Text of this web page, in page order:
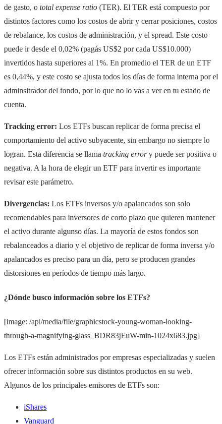
de gasto, o total expense ratio (TER). El TER está compuesto por
distintos factores como los costos de abrir y cerrar posiciones, costos
de rebalance, los costos de administración, y el spread. Este costo
puede ir desde el 0,02% (pagás US$2 por cada US$10.000)
invertidos hasta superiores al 1%. En promedio el TER de un ETF
es 0,44%, y este costo se ajusta todos los días de forma interna por el
adminsitrador del fondo, por lo que no lo vas a ver en tu estado de
cuenta.
Tracking error: Los ETFs buscan replicar de forma precisa el
comportamiento del activo subyacente, sin embargo no siempre lo
logran. Esta diferencia se llama tracking errory puede ser positiva o
negativa. A la hora de elegir un ETF para invertir es importante
revisar este parámetro.
Divergencias: Los ETFs inversos y/o apalancados son solo
recomendables para inversores de corto plazo que quieren mantener
el activo durante algunso días. La mayoría de estos fondos son
rebalanceados a diario y el objetivo de replicar de forma inversa y/o
apalancados es preciso para un día, pero se producen grandes
distorsiones en períodos de tiempo más largo.
¿Dónde busco información sobre los ETFs?
[image: /api/media/file/graphicstock-young-woman-looking-
through-a-magnifying-glass_BDR83jEuW-min-1024x683.jpg]
Los ETFs están administrados por empresas especializadas y suelen
ofrecer información sobre sus distintos productos en su web.
Algunos de los principales emisores de ETFs son:
iShares
Vanguard